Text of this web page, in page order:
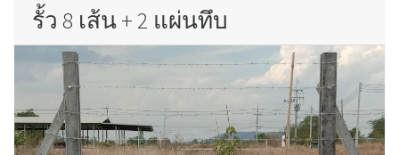
รั้ว 8 เส้น + 2 แผ่นทึบ